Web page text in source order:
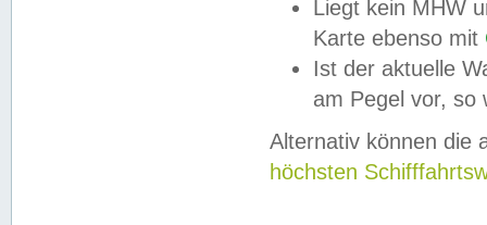
Liegt kein MHW
Karte ebenso mit
Ist der aktuelle
am Pegel vor,
Alternativ können die
höchsten